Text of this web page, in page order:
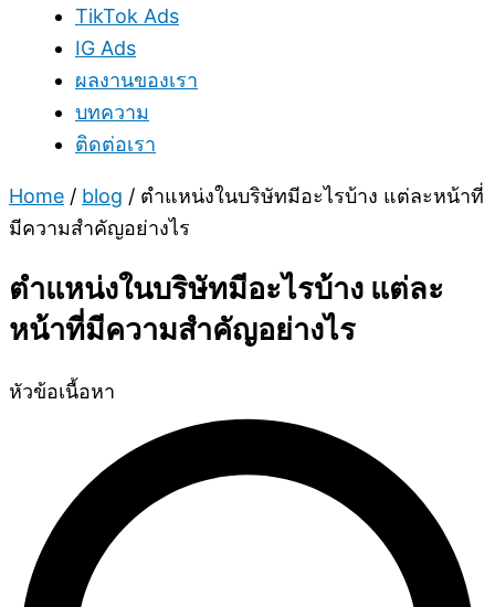
TikTok Ads
IG Ads
ผลงานของเรา
บทความ
ติดต่อเรา
Home / blog / ตำแหน่งในบริษัทมีอะไรบ้าง แต่ละหน้าที่
มีความสำคัญอย่างไร
ตำแหน่งในบริษัทมีอะไรบ้าง แต่ละ
หน้าที่มีความสำคัญอย่างไร
หัวข้อเนื้อหา